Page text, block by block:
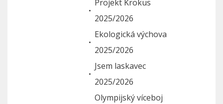
Projekt Krokus
2025/2026
Ekologická výchova
2025/2026
Jsem laskavec
2025/2026
Olympijský víceboj